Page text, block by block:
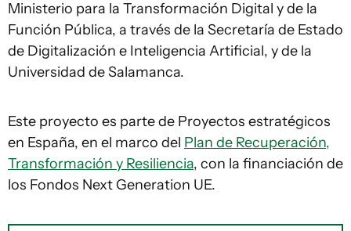
Ministerio para la Transformación Digital y de la
Función Pública, a través de la Secretaría de Estado
de Digitalización e Inteligencia Artificial, y de la
Universidad de Salamanca.
Este proyecto es parte de Proyectos estratégicos
en España, en el marco del Plan de Recuperación,
Transformación y Resiliencia, con la financiación de
los Fondos Next Generation UE.